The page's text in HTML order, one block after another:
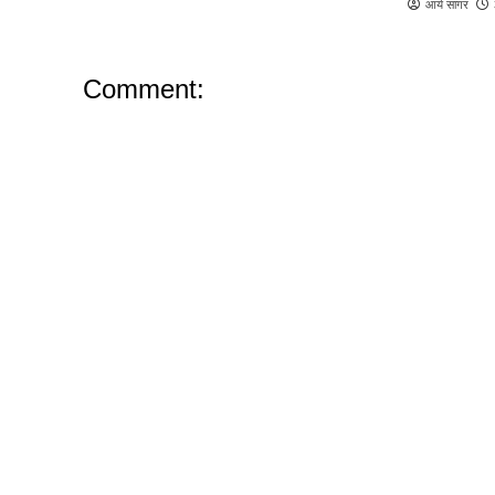
आर्य सागर
Comment: